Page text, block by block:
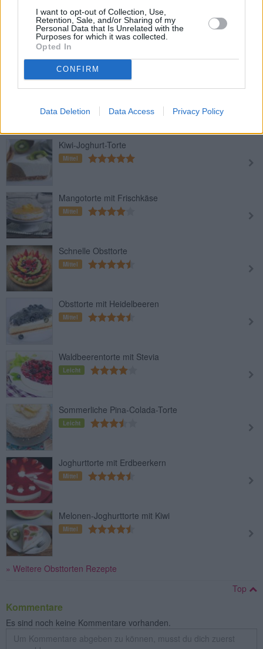
I want to opt-out of Collection, Use,
Retention, Sale, and/or Sharing of my
Personal Data that Is Unrelated with the
Purposes for which it was collected.
Opted In
CONFIRM
Data Deletion Data Access Privacy Policy
Ananas-Torte
Kürbis-Cranberry-Torte
Kiwi-Joghurt-Torte
Mittel
Mangotorte mit Frischkäse
Mittel
Schnelle Obsttorte
Mittel
Obsttorte mit Heidelbeeren
Mittel
Waldbeerentorte mit Stevia
Leicht
Sommerliche Pina-Colada-Torte
Leicht
Joghurttorte mit Erdbeerkern
Mittel
Melonen-Joghurttorte mit Kiwi
Mittel
» Weitere Obsttorten Rezepte
Top
Kommentare
Es sind noch keine Kommentare vorhanden.